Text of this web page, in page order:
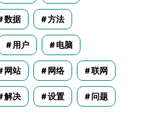
数据 方法
用户 电脑
网站 网络 联网
解决 设置 问题